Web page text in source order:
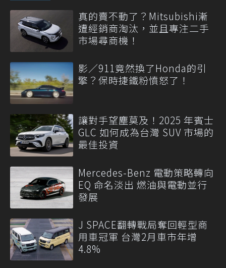
真的賣不動了？Mitsubishi漸
遭經銷商淘汰，並且專注二手
市場尋商機！
影／911竟然換了Honda的引
擎？保時捷鐵粉憤怒了！
讓對手望塵莫及！2025 年賓士
GLC 如何成為台灣 SUV 市場的
最佳投資
Mercedes-Benz 電動策略轉向
EQ 命名淡出 燃油與電動並行
發展
J SPACE翻轉戰局奪回輕型商
用車冠軍 台灣2月車市年增
4.8%